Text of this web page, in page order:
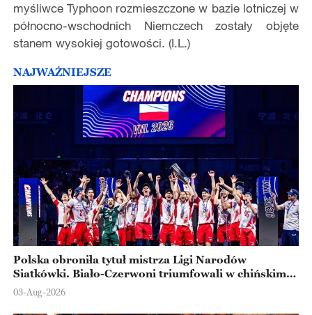
myśliwce Typhoon rozmieszczone w bazie lotniczej w
północno-wschodnich Niemczech zostały objęte
stanem wysokiej gotowości. (I.L.)
NAJWAŻNIEJSZE
Polska obroniła tytuł mistrza Ligi Narodów
Siatkówki. Biało-Czerwoni triumfowali w chińskim
Ningbo
03-Aug-2026